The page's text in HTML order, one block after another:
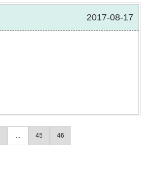
2017-08-17
... 45 46